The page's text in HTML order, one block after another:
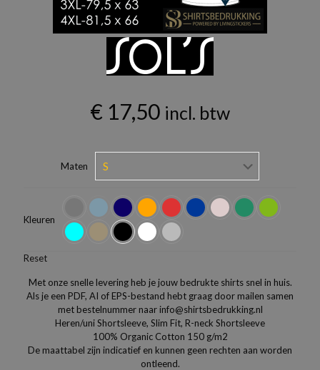
€ 17,50 incl. btw
Maten
Kleuren
Reset
Met onze snelle levering heb je jouw bedrukte shirts snel in huis.
Als je een PDF, AI of EPS-bestand hebt graag door mailen samen
met bestelnummer naar info@shirtsbedrukking.nl
Heren/uni Shortsleeve, Slim Fit, R-neck Shortsleeve
100% Organic Cotton 150 g/m2
De maattabel zijn indicatief en kunnen geen rechten aan worden
ontleend.